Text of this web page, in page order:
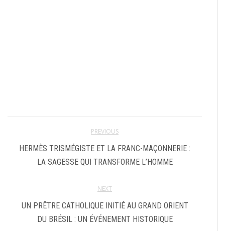
PREVIOUS
HERMÈS TRISMÉGISTE ET LA FRANC-MAÇONNERIE :
LA SAGESSE QUI TRANSFORME L’HOMME
NEXT
UN PRÊTRE CATHOLIQUE INITIÉ AU GRAND ORIENT
DU BRÉSIL : UN ÉVÉNEMENT HISTORIQUE